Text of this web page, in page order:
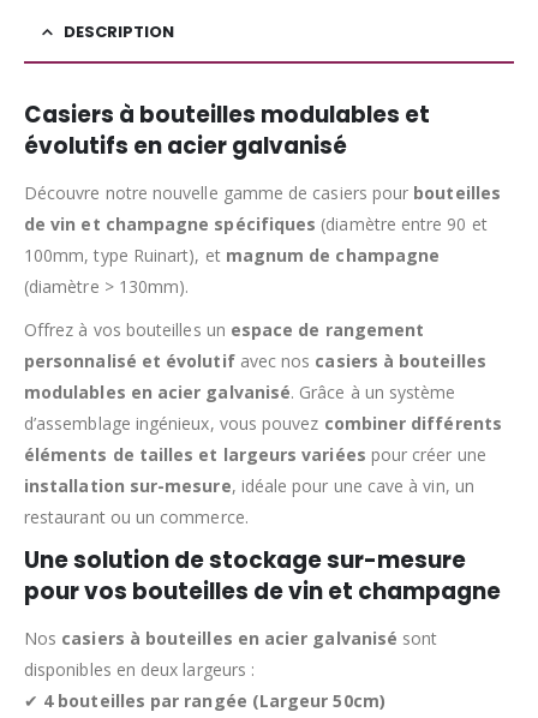
DESCRIPTION
Casiers à bouteilles modulables et
évolutifs en acier galvanisé
Découvre notre nouvelle gamme de casiers pour bouteilles
de vin et champagne spécifiques (diamètre entre 90 et
100mm, type Ruinart), et magnum de champagne
(diamètre > 130mm).
Offrez à vos bouteilles un espace de rangement
personnalisé et évolutifavec nos casiers à bouteilles
modulables en acier galvanisé. Grâce à un système
d’assemblage ingénieux, vous pouvez combiner différents
éléments de tailles et largeurs variées pour créer une
installation sur-mesure, idéale pour une cave à vin, un
restaurant ou un commerce.
Une solution de stockage sur-mesure
pour vos bouteilles de vin et champagne
Nos casiers à bouteilles en acier galvanisé sont
disponibles en deux largeurs :
✔ 4 bouteilles par rangée (Largeur 50cm)